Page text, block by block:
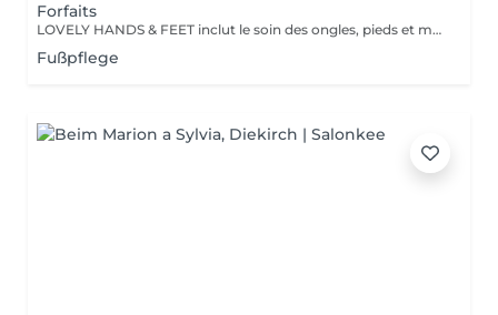
Forfaits
LOVELY HANDS & FEET inclut le soin des ongles, pieds et mains, le retrait et soin des callosités, un gommage, un masque à la paraffine et une finition hydratante. La pose vernis base ou couleur est incluse. L'ESSENTIEL inclut le soin des ongles, pieds et mains personnalisé, suivant les besoins individuels.
Fußpflege